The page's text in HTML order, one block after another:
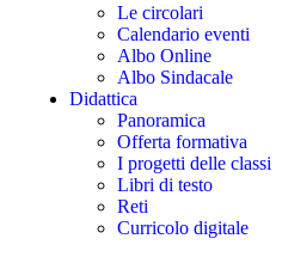
Le circolari
Calendario eventi
Albo Online
Albo Sindacale
Didattica
Panoramica
Offerta formativa
I progetti delle classi
Libri di testo
Reti
Curricolo digitale